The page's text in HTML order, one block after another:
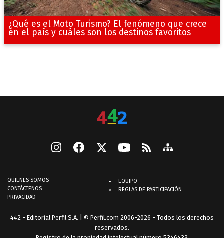
¿Qué es el Moto Turismo? El fenómeno que crece
en el país y cuáles son los destinos favoritos
QUIENES SOMOS
CONTÁCTENOS
PRIVACIDAD
EQUIPO
REGLAS DE PARTICIPACIÓN
442 - Editorial Perfil S.A. | © Perfil.com 2006-2026 - Todos los derechos
reservados.